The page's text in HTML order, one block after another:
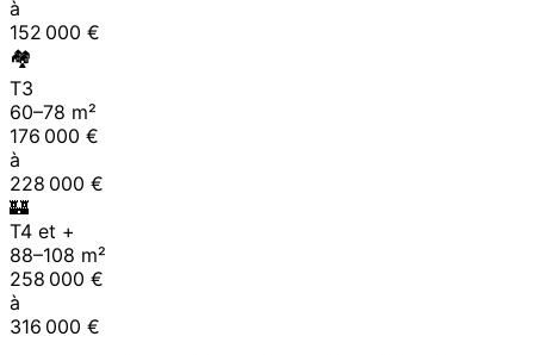
à
152 000 €
🏘
T3
60–78 m²
176 000 €
à
228 000 €
🏰
T4 et +
88–108 m²
258 000 €
à
316 000 €